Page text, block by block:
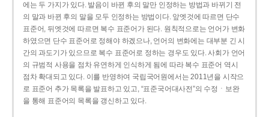
에는 두 가지가 있다. 발음이 바뀐 후의 말만 인정하는 방법과 바뀌기 전
의 말과 바뀐 후의 말을 모두 인정하는 방법이다. 앞엣것에 따르면 단수
표준어, 뒤엣것에 따르면 복수 표준어가 된다. 원칙적으로는 언어가 변화
하였으면 단수 표준어로 정해야 하겠으나, 언어의 변화에는 대부분 긴 시
간의 과도기가 있으므로 복수 표준어로 정하는 경우도 있다. 사회가 언어
의 규범적 사용을 점차 유연하게 인식하게 됨에 따라 복수 표준어 역시
점차 확대되고 있다. 이를 반영하여 국립국어원에서는 2011년을 시작으
로 표준어 추가 목록을 발표하고 있고, “표준국어대사전”의 수정ㆍ보완
을 통해 표준어의 목록을 갱신하고 있다.